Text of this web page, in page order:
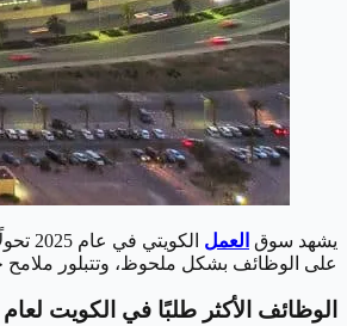
يشهد سوق العمل
على الوظائف بشكل ملحوظ، وتتبلور ملامح
الوظائف الأكثر طلبًا في الكويت لعام 2025: